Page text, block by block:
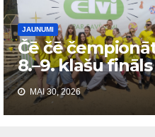
JAUNUMI
Čē čē
8.–9. klašu fināls
Ogres Zilajos
MAI 30, 2026